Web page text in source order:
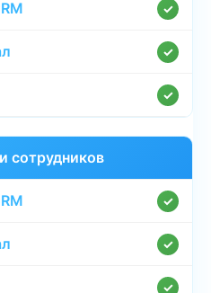
✓
✓
✓
сотрудников
✓
✓
✓